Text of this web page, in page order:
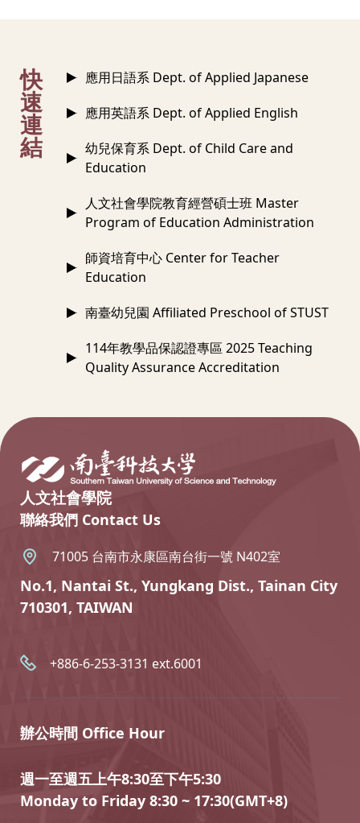
快
速
連
結
應用日語系 Dept. of Applied Japanese
應用英語系 Dept. of Applied English
幼兒保育系 Dept. of Child Care and
Education
人文社會學院教育經營碩士班 Master
Program of Education Administration
師資培育中心 Center for Teacher
Education
南臺幼兒園 Affiliated Preschool of STUST
114年教學品保認證專區 2025 Teaching
Quality Assurance Accreditation
人文社會學院
聯絡我們 Contact Us
71005 台南市永康區南台街一號 N402室
No.1, Nantai St., Yungkang Dist., Tainan City
710301, TAIWAN
+886-6-253-3131 ext.6001
辦公時間 Office Hour
週一至週五上午8:30至下午5:30
Monday to Friday 8:30 ~ 17:30(GMT+8)